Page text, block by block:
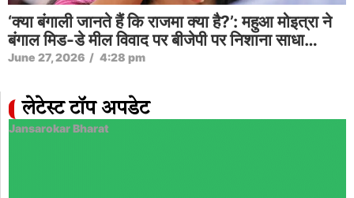
‘क्या बंगाली जानते हैं कि राजमा क्या है?’: महुआ मोइत्रा ने
बंगाल मिड-डे मील विवाद पर बीजेपी पर निशाना साधा…
June 27, 2026 / 4:28 pm
लेटेस्ट टॉप अपडेट
Jansarokar Bharat